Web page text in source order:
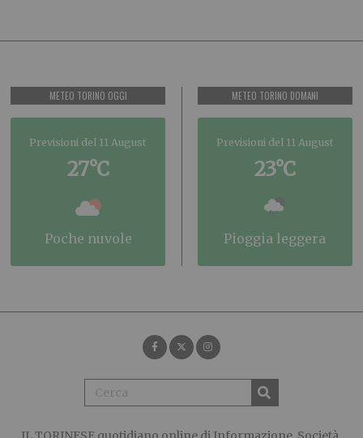
METEO TORINO OGGI
Previsioni del 11 August
27°C
poche nuvole
METEO TORINO DOMANI
Previsioni del 11 August
23°C
pioggia leggera